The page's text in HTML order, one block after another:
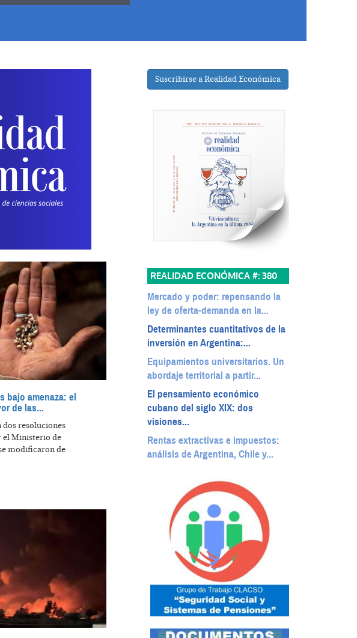
bajo amenaza: el
de las...
dos resoluciones
el Ministerio de
modificaron de
Suscribirse a Realidad Económica
REALIDAD ECONÓMICA #:380
Mercado y poder: repensando la
ley de oferta-demanda en la...
Determinantes cuantitativos de la
inversión en Argentina:...
Equipamientos universitarios. Un
abordaje territorial a partir...
El pensamiento económico
cubano del siglo XIX: dos
visiones...
Rentas extractivas e impuestos:
análisis de Argentina, Chile y...